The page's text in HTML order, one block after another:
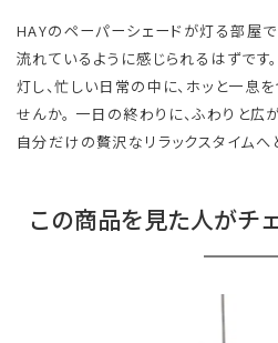
HAYのペーパーシェードが灯る部屋で
流れているように感じられるはずで
灯し、忙しい日常の中に、ホッと一息
せんか。 一日の終わりに、ふわりと広
自分だけの贅沢なリラックスタイムへ
この商品を見た人がチ